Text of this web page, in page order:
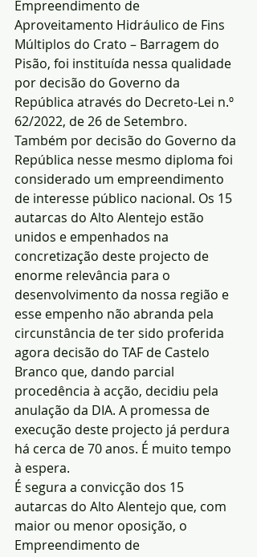
Empreendimento de
Aproveitamento Hidráulico de Fins
Múltiplos do Crato – Barragem do
Pisão, foi instituída nessa qualidade
por decisão do Governo da
República através do Decreto-Lei n.º
62/2022, de 26 de Setembro.
Também por decisão do Governo da
República nesse mesmo diploma foi
considerado um empreendimento
de interesse público nacional. Os 15
autarcas do Alto Alentejo estão
unidos e empenhados na
concretização deste projecto de
enorme relevância para o
desenvolvimento da nossa região e
esse empenho não abranda pela
circunstância de ter sido proferida
agora decisão do TAF de Castelo
Branco que, dando parcial
procedência à acção, decidiu pela
anulação da DIA. A promessa de
execução deste projecto já perdura
há cerca de 70 anos. É muito tempo
à espera.
É segura a convicção dos 15
autarcas do Alto Alentejo que, com
maior ou menor oposição, o
Empreendimento de